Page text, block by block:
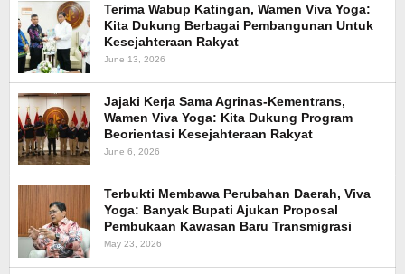
Terima Wabup Katingan, Wamen Viva Yoga:
Kita Dukung Berbagai Pembangunan Untuk
Kesejahteraan Rakyat
June 13, 2026
Jajaki Kerja Sama Agrinas-Kementrans,
Wamen Viva Yoga: Kita Dukung Program
Beorientasi Kesejahteraan Rakyat
June 6, 2026
Terbukti Membawa Perubahan Daerah, Viva
Yoga: Banyak Bupati Ajukan Proposal
Pembukaan Kawasan Baru Transmigrasi
May 23, 2026